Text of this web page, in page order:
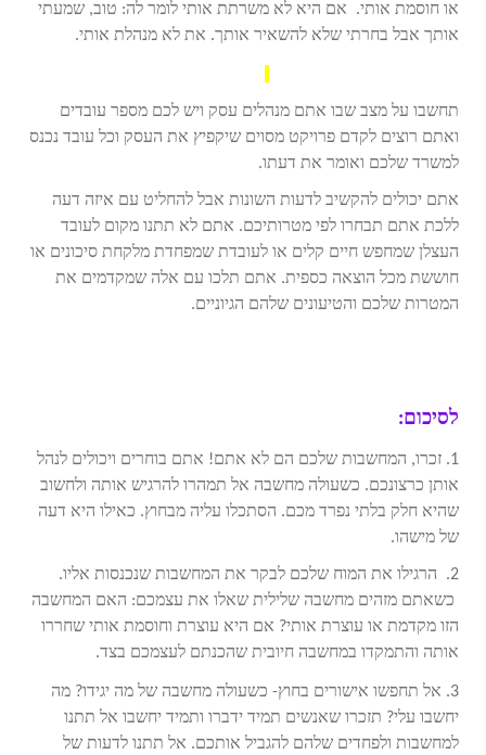
או חוסמת אותי. אם היא לא משרתת אותי לומר לה: טוב, שמעתי
אותך אבל בחרתי שלא להשאיר אותך. את לא מנהלת אותי.
תחשבו על מצב שבו אתם מנהלים עסק ויש לכם מספר עובדים
ואתם רוצים לקדם פרויקט מסוים שיקפיץ את העסק וכל עובד נכנס
למשרד שלכם ואומר את דעתו.
אתם יכולים להקשיב לדעות השונות אבל להחליט עם איזה דעה
ללכת אתם תבחרו לפי מטרותיכם. אתם לא תתנו מקום לעובד
העצלן שמחפש חיים קלים או לעובדת שמפחדת מלקחת סיכונים או
חוששת מכל הוצאה כספית. אתם תלכו עם אלה שמקדמים את
המטרות שלכם והטיעונים שלהם הגיוניים.
לסיכום:
1. זכרו, המחשבות שלכם הם לא אתם! אתם בוחרים ויכולים לנהל
אותן כרצונכם. כשעולה מחשבה אל תמהרו להרגיש אותה ולחשוב
שהיא חלק בלתי נפרד מכם. הסתכלו עליה מבחוץ. כאילו היא דעה
של מישהו.
2. הרגילו את המוח שלכם לבקר את המחשבות שנכנסות אליו.
כשאתם מזהים מחשבה שלילית שאלו את עצמכם: האם המחשבה
הזו מקדמת או עוצרת אותי? אם היא עוצרת וחוסמת אותי שחררו
אותה והתמקדו במחשבה חיובית שהכנתם לעצמכם בצד.
3.
אל תחפשו אישורים בחוץ- כשעולה מחשבה של מה יגידו? מה
יחשבו עלי? תזכרו שאנשים תמיד ידברו ותמיד יחשבו אל תתנו
למחשבות ולפחדים שלהם להגביל אותכם. אל תתנו לדעות של